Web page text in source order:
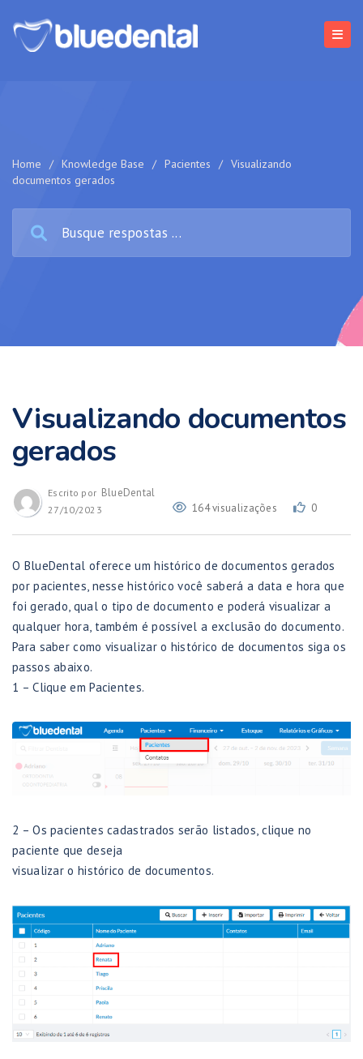
Home / Knowledge Base / Pacientes / Visualizando
documentos gerados
Visualizando documentos
gerados
164 visualizações 0
Escrito por BlueDental
27/10/2023
O BlueDental oferece um histórico de documentos gerados
por pacientes, nesse histórico você saberá a data e hora que
foi gerado, qual o tipo de documento e poderá visualizar a
qualquer hora, também é possível a exclusão do documento.
Para saber como visualizar o histórico de documentos siga os
passos abaixo.
1 – Clique em Pacientes.
2 – Os pacientes cadastrados serão listados, clique no
paciente que deseja
visualizar o histórico de documentos.